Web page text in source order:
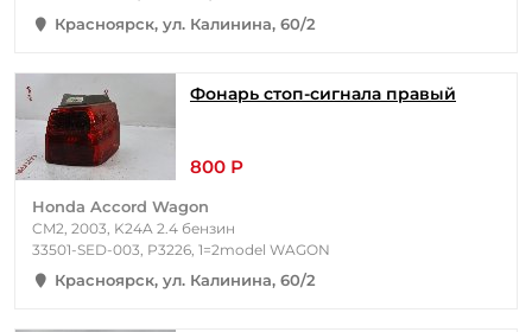
Красноярск, ул. Калинина, 60/2
Фонарь стоп-сигнала правый
800 Р
Honda Accord Wagon
CM2, 2003, K24A 2.4 бензин
33501-SED-003, P3226, 1=2model WAGON
Красноярск, ул. Калинина, 60/2